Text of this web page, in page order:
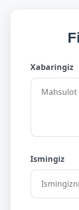
Xabaringiz
Ismingiz